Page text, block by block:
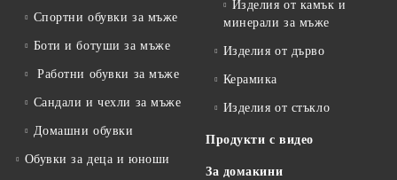
Спортни обувки за мъже
Боти и ботуши за мъже
Работни обувки за мъже
Сандали и чехли за мъже
Домашни обувки
Обувки за деца и юноши
Изделия от камък и
минерали за мъже
Изделия от дърво
Керамика
Изделия от стъкло
Продукти с видео
За домакини